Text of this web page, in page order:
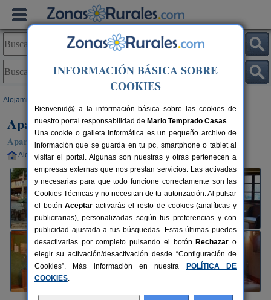
Alojamientos
Apartamentos Rurales San Feliz
Apartamentos Rurales en San Feliz / Lena (Asturias)
Alquiler completo 5 plazas 30 km de Oviedo
INFORMACIÓN BÁSICA SOBRE
COOKIES
Bienvenid@ a la información básica sobre las cookies de
nuestro portal responsabilidad de Mario Temprado Casas.
Una cookie o galleta informática es un pequeño archivo de
información que se guarda en tu pc, smartphone o tablet al
visitar el portal. Algunas son nuestras y otras pertenecen a
empresas externas que nos prestan servicios. Las activadas
y necesarias para que todo funcione correctamente son las
Cookies Técnicas y no necesitan de tu autorización. Al pulsar
el botónAceptar activarás el resto de cookies (analíticas y
publicitarias), personalizadas según tus preferencias y con
publicidad ajustada a tus búsquedas. Estas últimas puedes
desactivarlas por completo pulsando el botón Rechazar o
elegir su activación/desactivación desde “Configuración de
Cookies”. Más información en nuestra
POLÍTICA DE
COOKIES.